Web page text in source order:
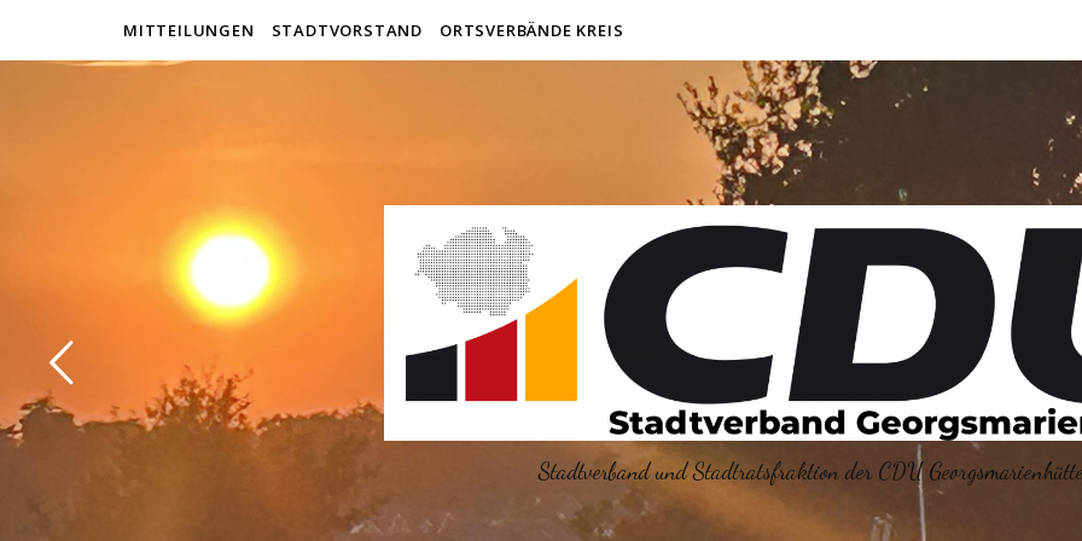
MITTEILUNGEN STADTVORSTAND ORTSVERBÄNDE KREIS
Stadtverband und Stadtratsfraktion der CDU